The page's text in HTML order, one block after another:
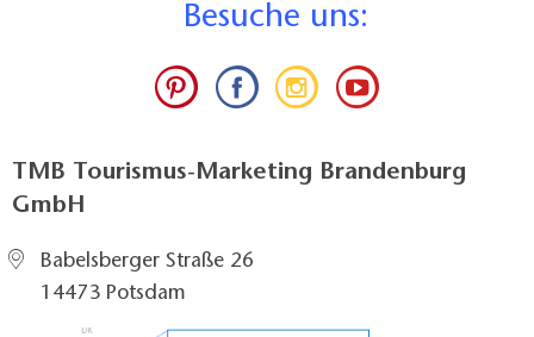
Besuche uns:
TMB Tourismus-Marketing Brandenburg
GmbH
Babelsberger Straße 26
14473 Potsdam